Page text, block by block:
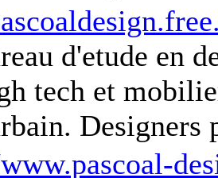
d'etude en
tech et
Designers